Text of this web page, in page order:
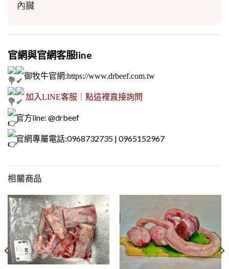
內臟
官網與官網客服line
御牧牛官網:https://www.drbeef.com.tw
加入LINE客服｜點這裡直接詢問
官方line: @drbeef
官網專屬電話:0968732735 | 0965152967
相關商品